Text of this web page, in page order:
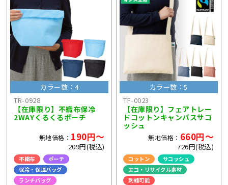
カラー数：4
TR-0928
【在庫限り】不織布保冷
2WAYくるくるポーチ
無地価格： 190円～
209円(税込)
不織布
ポーチ
保冷・保温バッグ
ランチバッグ
カラー数：5
TF-0023
【在庫限り】フェアトレー
ドコットンキャンバスサコ
ッシュ
無地価格： 660円～
726円(税込)
コットン
サコッシュ
エコ・リサイクル素材
刺繍可能